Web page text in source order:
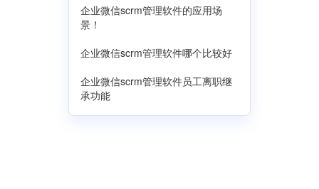
企业微信scrm管理软件的应用场
景！
企业微信scrm管理软件哪个比较好
企业微信scrm管理软件员工离职继
承功能